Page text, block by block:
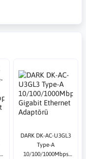
DARK DK-AC-U3GL3
Type-A
10/100/1000Mbps